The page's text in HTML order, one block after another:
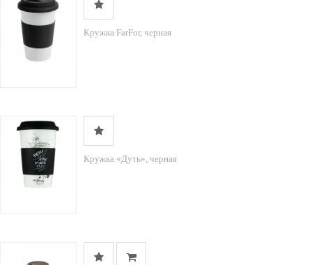
Кружка FarFor, черная
Кружка «Дуть», черная